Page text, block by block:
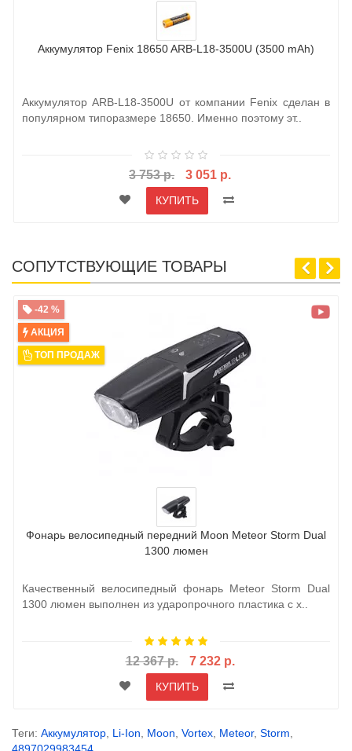
Аккумулятор Fenix 18650 ARB-L18-3500U (3500 mAh)
Аккумулятор ARB-L18-3500U от компании Fenix сделан в
популярном типоразмере 18650. Именно поэтому эт..
3 753 р. 3 051 р.
КУПИТЬ
СОПУТСТВУЮЩИЕ ТОВАРЫ
-42 %
АКЦИЯ
ТОП ПРОДАЖ
Фонарь велосипедный передний Moon Meteor Storm Dual
1300 люмен
Качественный велосипедный фонарь Meteor Storm Dual
1300 люмен выполнен из ударопрочного пластика с х..
12 367 р. 7 232 р.
КУПИТЬ
Теги: Аккумулятор Li-Ion Moon Vortex Meteor, Storm
4897029983454